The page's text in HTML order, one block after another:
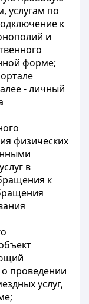
услугам по
к
и
форме;
- личный
физических
в
к
проведении
услуг,